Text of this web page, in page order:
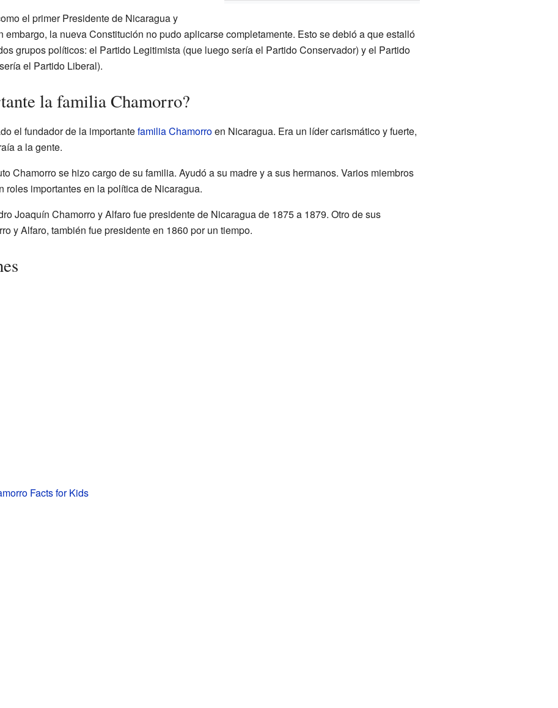
el primer Presidente de Nicaragua y
embargo, la nueva Constitución no pudo aplicarse completamente. Esto se debió a que estalló
grupos políticos: el Partido Legitimista (que luego sería el Partido Conservador) y el Partido
el Partido Liberal).
la familia Chamorro?
el fundador de la importantefamilia Chamorroen Nicaragua. Era un líder carismático y fuerte,
a la gente.
Chamorro se hizo cargo de su familia. Ayudó a su madre y a sus hermanos. Varios miembros
roles importantes en la política de Nicaragua.
Joaquín Chamorro y Alfaro fue presidente de Nicaragua de 1875 a 1879. Otro de sus
y Alfaro, también fue presidente en 1860 por un tiempo.
Facts for Kids